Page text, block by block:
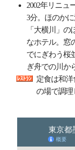
2002年リニュ
3分。ほのか
「大横川」
なホテル。窓
でにぎわう桜
ぎ舟での川か
定食は和
の場で調理